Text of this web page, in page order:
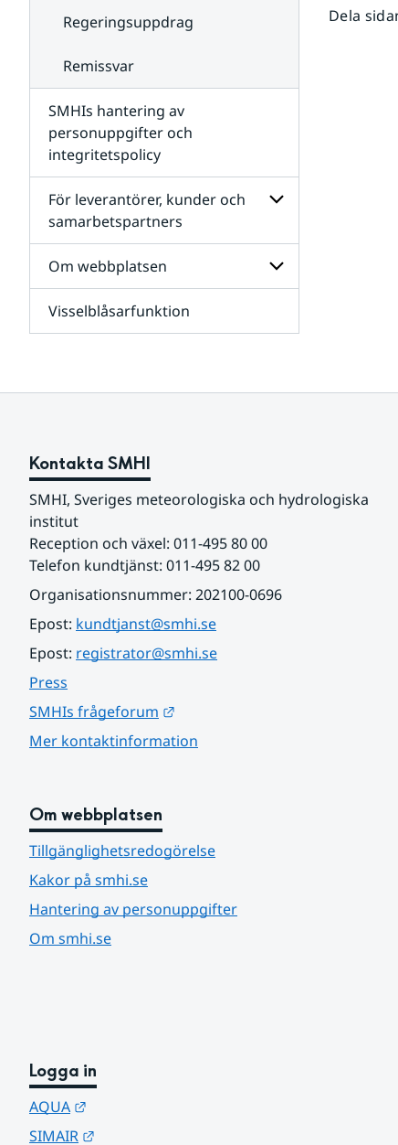
internationellt
Regeringsuppdrag
Remissvar
SMHIs hantering av
personuppgifter och
integritetspolicy
För leverantörer, kunder och
samarbetspartners
Undersidor
för
och
Om webbplatsen
för
Visselblåsarfunktion
Dela
Kontakta SMHI
SMHI, Sveriges meteorologiska och hydrologiska
institut
Reception och växel: 011-495 80 00
Telefon kundtjänst: 011-495 82 00
Organisationsnummer: 202100-0696
Epost: kundtjanst@smhi.se
Epost: registrator@smhi.se
Press
SMHIs frågeforum
Mer kontaktinformation
Om webbplatsen
Tillgänglighetsredogörelse
Kakor på smhi.se
Hantering av personuppgifter
Om smhi.se
Logga in
AQUA
SIMAIR